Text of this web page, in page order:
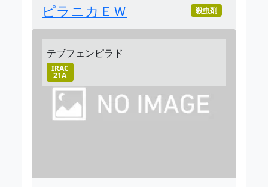
ピラニカＥＷ 殺虫剤
テブフェンピラド
IRAC
21A